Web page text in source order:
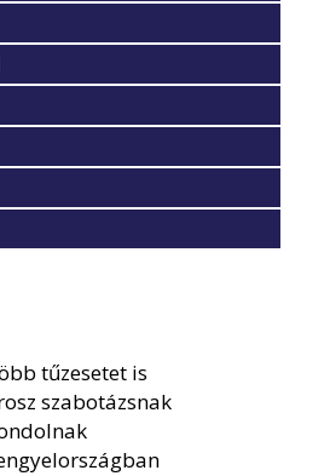
tűzesetet is
szabotázsnak